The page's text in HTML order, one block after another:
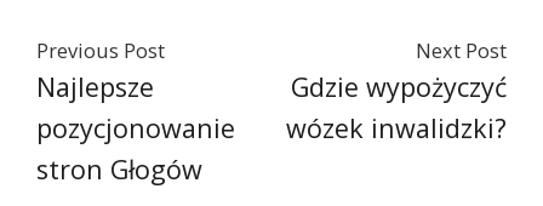
Previous Post
Najlepsze
pozycjonowanie
stron Głogów
Next Post
Gdzie wypożyczyć
wózek inwalidzki?